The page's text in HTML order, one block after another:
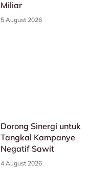
Miliar
5 August 2026
Dorong Sinergi untuk
Tangkal Kampanye
Negatif Sawit
4 August 2026